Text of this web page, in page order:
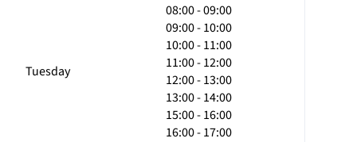
Tuesday
08:00 - 09:00
09:00 - 10:00
10:00 - 11:00
11:00 - 12:00
12:00 - 13:00
13:00 - 14:00
15:00 - 16:00
16:00 - 17:00